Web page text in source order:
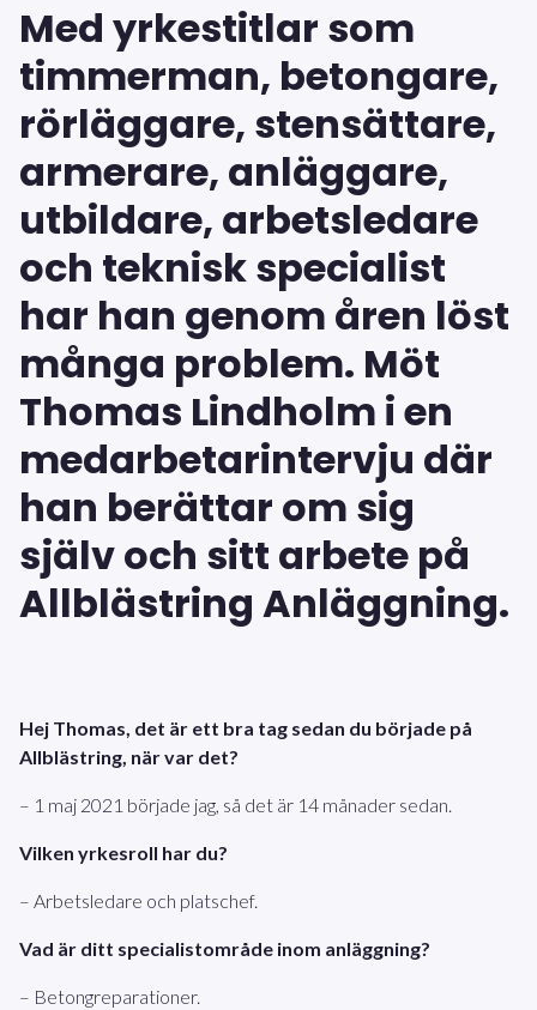
Med yrkestitlar som
timmerman, betongare,
rörläggare, stensättare,
armerare, anläggare,
utbildare, arbetsledare
och teknisk specialist
har han genom åren löst
många problem. Möt
Thomas Lindholm i en
medarbetarintervju där
han berättar om sig
själv och sitt arbete på
Allblästring Anläggning.
Hej Thomas, det är ett bra tag sedan du började på
Allblästring, när var det?
– 1 maj 2021 började jag, så det är 14 månader sedan.
Vilken yrkesroll har du?
– Arbetsledare och platschef.
Vad är ditt specialistområde inom anläggning?
– Betongreparationer.